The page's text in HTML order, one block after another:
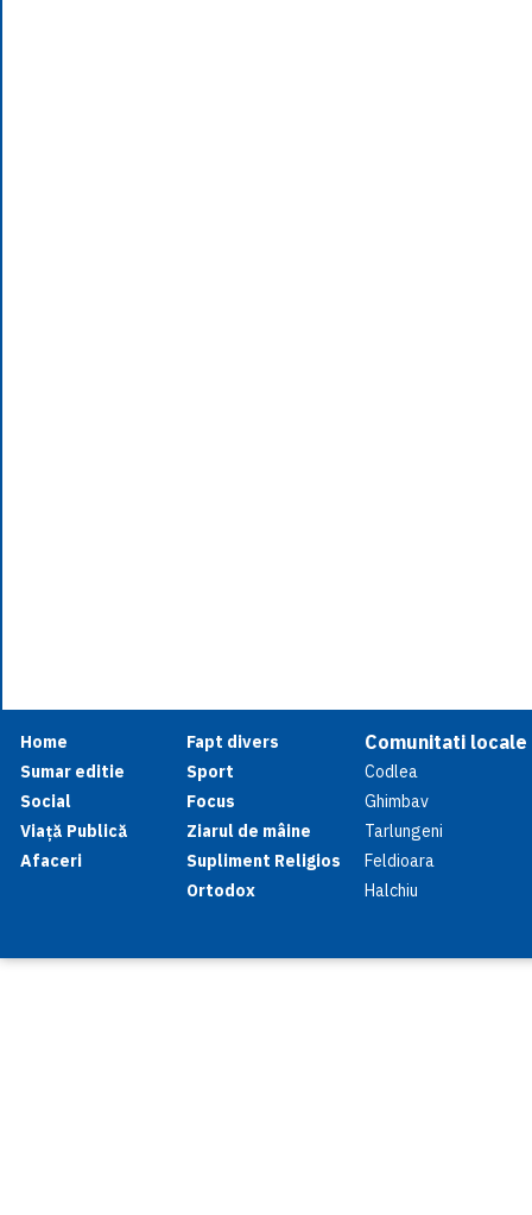
Home
Sumar editie
Social
Viață Publică
Afaceri
Fapt divers
Sport
Focus
Ziarul de mâine
Supliment Religios
Ortodox
Comunitati locale
Codlea
Ghimbav
Tarlungeni
Feldioara
Halchiu